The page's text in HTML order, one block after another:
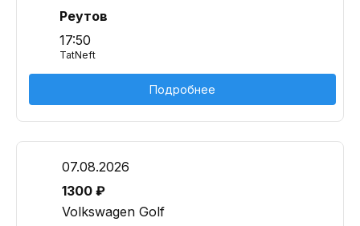
Реутов
17:50
TatNeft
Подробнее
07.08.2026
1300 ₽
Volkswagen Golf